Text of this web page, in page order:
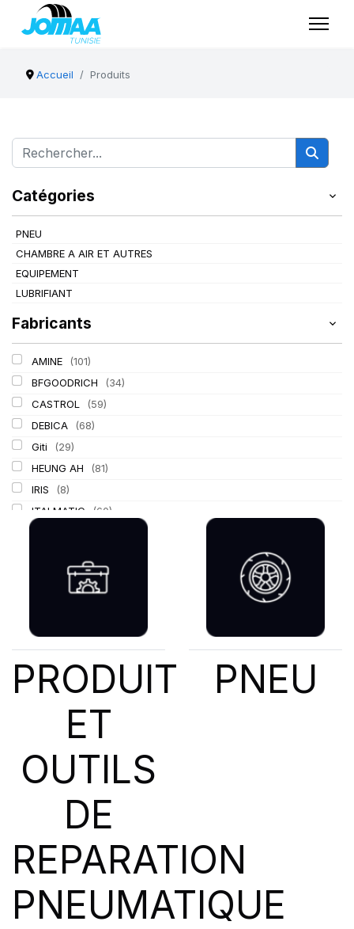
Accueil Produits
Catégories
PNEU
CHAMBRE A AIR ET AUTRES
EQUIPEMENT
LUBRIFIANT
Fabricants
AMINE
(101)
BFGOODRICH
(34)
CASTROL
(59)
DEBICA
(68)
Giti
(29)
HEUNG AH
(81)
IRIS
(8)
ITALMATIC
(60)
LING LONG (152)
MICHELIN (345)
Mondolfo ferro (31)
PROMETEON
(18)
(23)
STICA
PRODUIT
ET
OUTILS
DE
REPARATION
PNEUMATIQUE
PNEU